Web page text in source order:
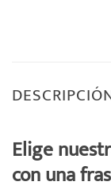
Elige
con una